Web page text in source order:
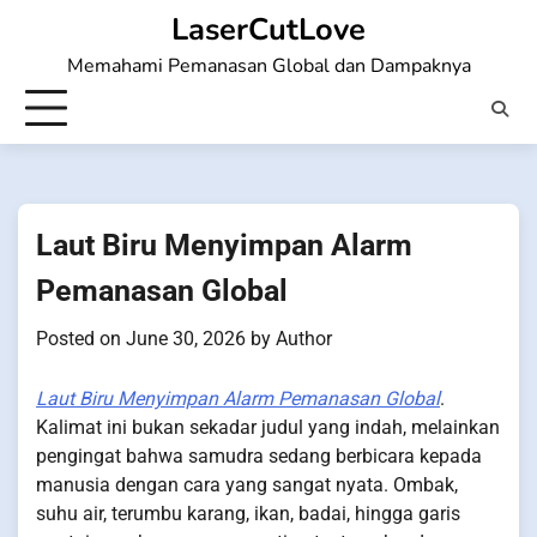
LaserCutLove
Memahami Pemanasan Global dan Dampaknya
Laut Biru Menyimpan Alarm
Pemanasan Global
Posted on June 30, 2026 by Author
Laut Biru Menyimpan Alarm Pemanasan Global.
Kalimat ini bukan sekadar judul yang indah, melainkan
pengingat bahwa samudra sedang berbicara kepada
manusia dengan cara yang sangat nyata. Ombak,
suhu air, terumbu karang, ikan, badai, hingga garis